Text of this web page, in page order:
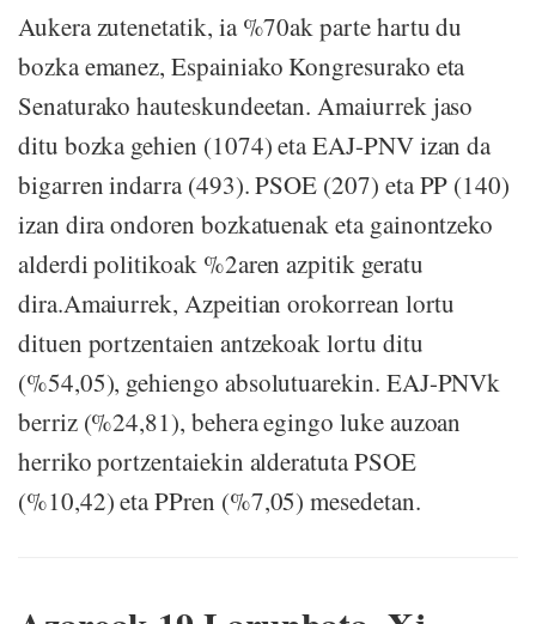
Aukera zutenetatik, ia %70ak parte hartu du
bozka emanez, Espainiako Kongresurako eta
Senaturako hauteskundeetan. Amaiurrek jaso
ditu bozka gehien (1074) eta EAJ-PNV izan da
bigarren indarra (493). PSOE (207) eta PP (140)
izan dira ondoren bozkatuenak eta gainontzeko
alderdi politikoak %2aren azpitik geratu
dira.Amaiurrek, Azpeitian orokorrean lortu
dituen portzentaien antzekoak lortu ditu
(%54,05), gehiengo absolutuarekin. EAJ-PNVk
berriz (%24,81), behera egingo luke auzoan
herriko portzentaiekin alderatuta PSOE
(%10,42) eta PPren (%7,05) mesedetan.